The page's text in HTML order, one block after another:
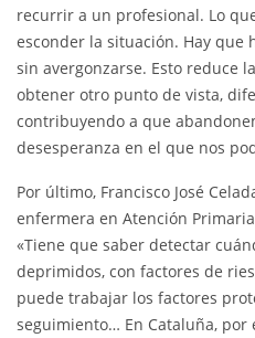
recurrir a un profesional. Lo
esconder la situación. Hay que
sin avergonzarse. Esto reduce
obtener otro punto de vista,
contribuyendo a que
desesperanza en el que nos
Por último, Francisco José
enfermera en Atención
«Tiene que saber detectar
deprimidos, con factores de
puede trabajar los factores
seguimiento… En Cataluña, por